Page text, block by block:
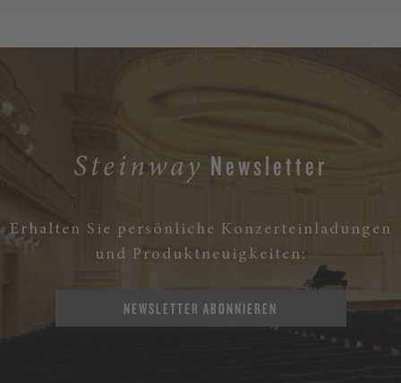
Steinway Newsletter
Erhalten Sie persönliche Konzerteinladungen
und Produktneuigkeiten:
NEWSLETTER ABONNIEREN